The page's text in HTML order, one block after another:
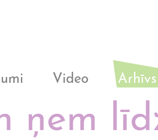
Video Arhīvs
ņem